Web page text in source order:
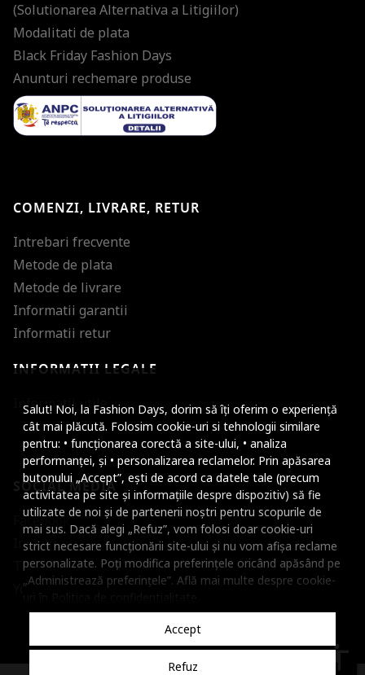
Salut! Noi, la Fashion Days, dorim să îți oferim o experiență
cât mai plăcută. Folosim cookie-uri si tehnologii similare
pentru: • funcționarea corectă a site-ului, • analiza
performanței, și • personalizarea reclamelor. Prin apăsarea
butonului „Accept”, ești de acord ca datele tale (precum
activitatea pe site și informațiile despre dispozitiv) să fie
utilizate de noi și de partenerii noștri pentru scopurile de
mai sus. Dacă alegi „Refuz”, vom folosi doar cookie-uri
strict necesare funcționării site-ului și nu vom afișa reclame
personalizate. Poți modifica preferințele oricând apăsând pe
„Administrează preferințele”. Află mai multe despre cookie-
Accept
Refuz
(Solutionarea Alternativa a Litigiilor)
Modalitati de plata
Black Friday Fashion Days
Anunturi rechemare produse
COMENZI, LIVRARE, RETUR
Intrebari frecvente
Metode de plata
Metode de livrare
Informatii garantii
Informatii retur
INFORMATII LEGALE
Informatii utile
SOCIAL MEDIA
Facebook
Instagram
TikTok
Youtube
accessibility
Micsoreaza
Mareste spatierea
Micsoreaza
Mareste inaltimea
Micsoreaza
Inverseaza culorile
Nuante de gri
Cursor mare